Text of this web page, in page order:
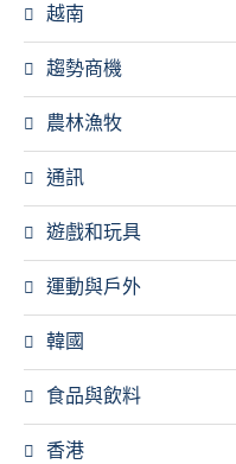
越南
趨勢商機
農林漁牧
通訊
遊戲和玩具
運動與戶外
韓國
食品與飲料
香港